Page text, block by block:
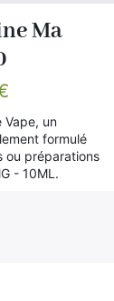
Ma
Vape, un
formulé
ou préparations
- 10ML.